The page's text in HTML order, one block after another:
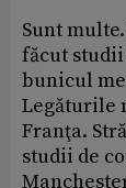
Sunt
făcut
bunicul
Legăturile
Franţa.
studii de